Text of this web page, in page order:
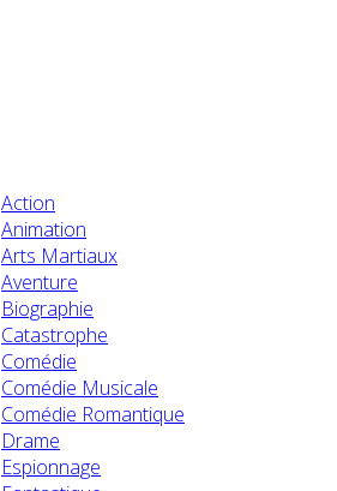
Action
Animation
Arts Martiaux
Aventure
Biographie
Catastrophe
Comédie
Comédie Musicale
Comédie Romantique
Drame
Espionnage